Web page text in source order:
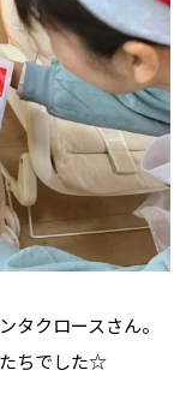
タクロースさん。
ちでした☆